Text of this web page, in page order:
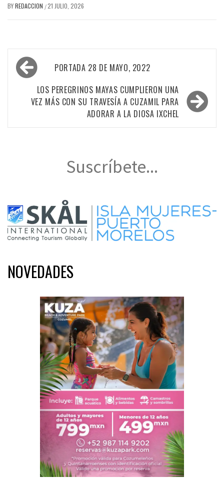
BYREDACCION /21 JULIO, 2026
Navegación
de
entradas
PORTADA 28 DE MAYO, 2022
LOS PEREGRINOS MAYAS CUMPLIERON UNA
VEZ MÁS CON SU TRAVESÍA A CUZAMIL PARA
ADORAR A LA DIOSA IXCHEL
Suscríbete...
NOVEDADES